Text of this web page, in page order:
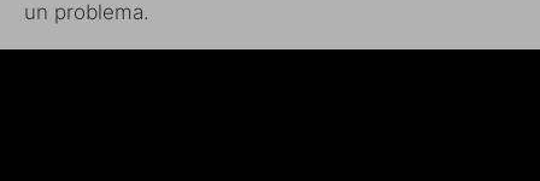
un problema.